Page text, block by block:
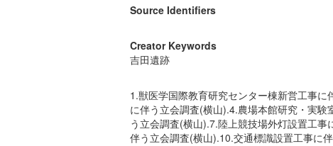
Source Identifiers
Creator Keywords
吉田遺跡
1.獣医学国際教育研究センター棟新営工事
に伴う立会調査(横山).4.農場本館研究・実
う立会調査(横山).7.陸上競技場外灯設置工
伴う立会調査(横山).10.交通標識設置工事に